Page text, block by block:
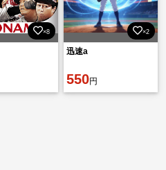
×8 ×2
迅速a
550円